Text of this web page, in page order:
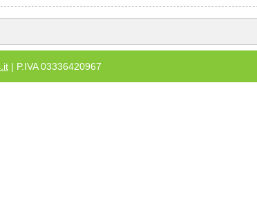
| P.IVA 03336420967